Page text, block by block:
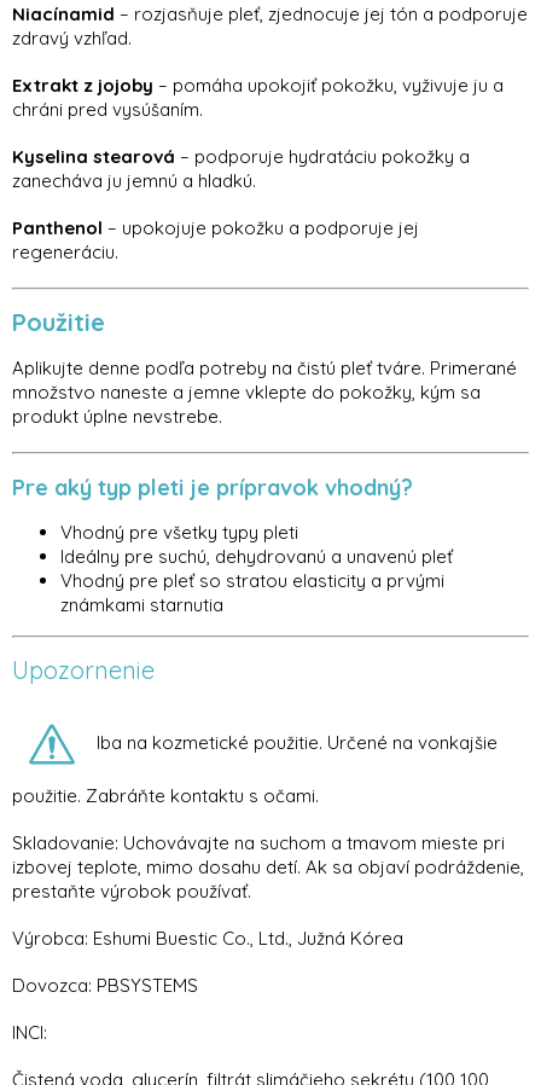
Niacínamid – rozjasňuje pleť, zjednocuje jej tón a podporuje
zdravý vzhľad.
Extrakt z jojoby – pomáha upokojiť pokožku, vyživuje ju a
chráni pred vysúšaním.
Kyselina stearová – podporuje hydratáciu pokožky a
zanecháva ju jemnú a hladkú.
Panthenol – upokojuje pokožku a podporuje jej
regeneráciu.
Použitie
Aplikujte denne podľa potreby na čistú pleť tváre. Primerané
množstvo naneste a jemne vklepte do pokožky, kým sa
produkt úplne nevstrebe.
Pre aký typ pleti je prípravok vhodný?
Vhodný pre všetky typy pleti
Ideálny pre suchú, dehydrovanú a unavenú pleť
Vhodný pre pleť so stratou elasticity a prvými
známkami starnutia
Upozornenie
Iba na kozmetické použitie. Určené na vonkajšie
použitie. Zabráňte kontaktu s očami.
Skladovanie: Uchovávajte na suchom a tmavom mieste pri
izbovej teplote, mimo dosahu detí. Ak sa objaví podráždenie,
prestaňte výrobok používať.
Výrobca: Eshumi Buestic Co., Ltd., Južná Kórea
Dovozca: PBSYSTEMS
INCI:
Čistená voda, glycerín, filtrát slimáčieho sekrétu (100 100